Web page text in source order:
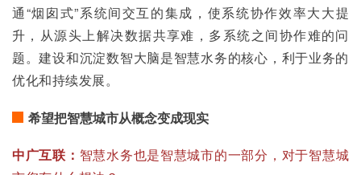
通“烟囱式”系统间交互的集成，使系统协作效率大大提
升，从源头上解决数据共享难，多系统之间协作难的问
题。建设和沉淀数智大脑是智慧水务的核心，利于业务的
优化和持续发展。
希望把智慧城市从概念变成现实
中广互联： 智慧水务也是智慧城市的一部分，对于智慧城